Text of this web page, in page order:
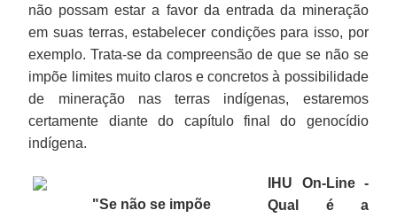
não possam estar a favor da entrada da mineração
em suas terras, estabelecer condições para isso, por
exemplo. Trata-se da compreensão de que se não se
impõe limites muito claros e concretos à possibilidade
de mineração nas terras indígenas, estaremos
certamente diante do capítulo final do genocídio
indígena.
"Se não se impõe
IHU On-Line -
Qual é a